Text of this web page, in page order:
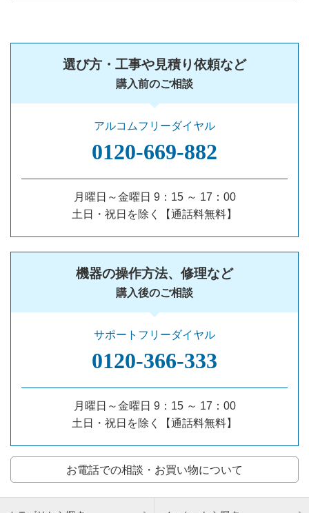
選び方・工事や見積り依頼など
購入前のご相談
アルコムフリーダイヤル
0120‐669‐882
月曜日～金曜日 9：15 ～ 17：00
土日・祝日を除く【通話料無料】
機器の操作方法、修理など
購入後のご相談
サポートフリーダイヤル
0120‐366‐333
月曜日～金曜日 9：15 ～ 17：00
土日・祝日を除く【通話料無料】
お電話での相談・お買い物について